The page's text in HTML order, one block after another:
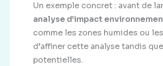
Un exemple concret : avant de
analyse d’impact
comme les zones humides ou
d’affiner cette analyse tandis
potentielles.